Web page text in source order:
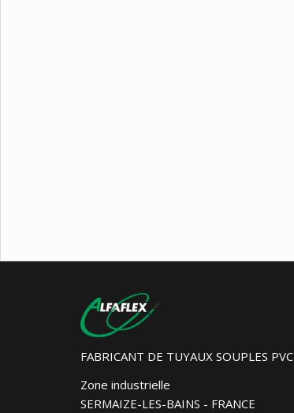
FABRICANT DE TUYAUX SOUPLES PVC
Zone industrielle
SERMAIZE-LES-BAINS - FRANCE